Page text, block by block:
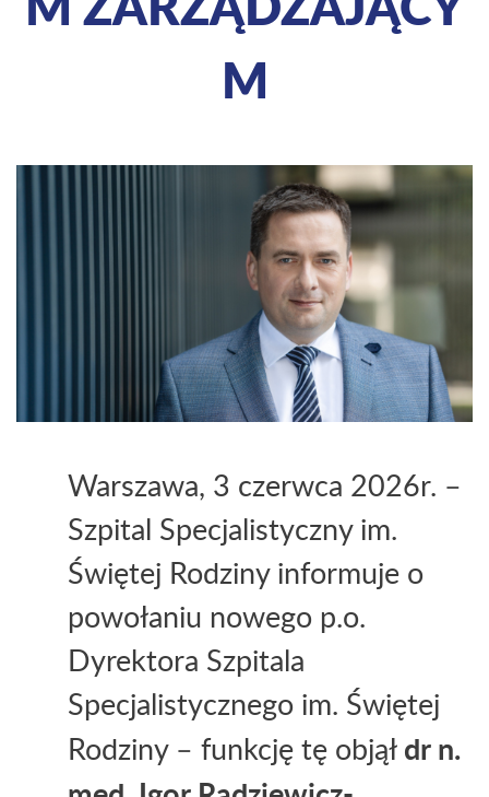
M
Warszawa, 3 czerwca 2026r. –
Szpital Specjalistyczny im.
Świętej Rodziny informuje o
powołaniu nowego p.o.
Dyrektora Szpitala
Specjalistycznego im. Świętej
Rodziny – funkcję tę objąłdr n.